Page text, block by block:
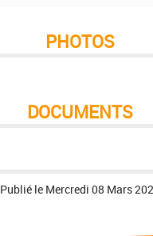
PHOTOS
DOCUMENTS
Publié le Mercredi 08 Mars